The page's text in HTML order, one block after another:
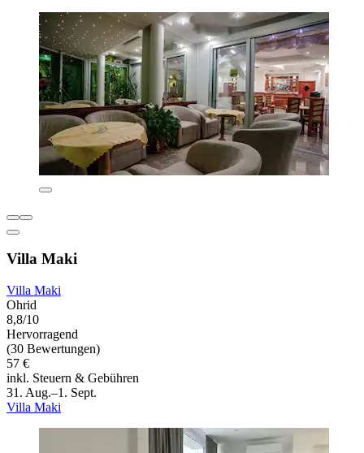
Villa Maki
Villa Maki
Ohrid
8,8/10
Hervorragend
(30 Bewertungen)
57 €
inkl. Steuern & Gebühren
31. Aug.–1. Sept.
Villa Maki